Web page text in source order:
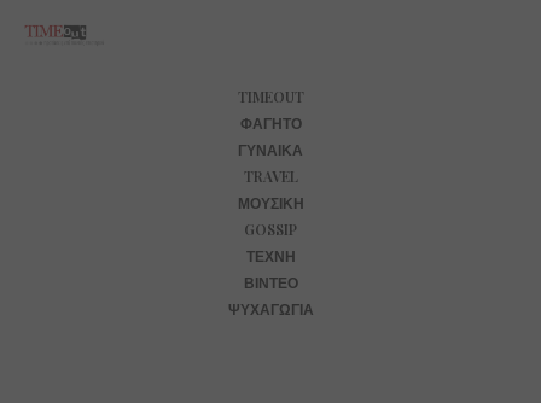
TIMEOUT
ΦΑΓΗΤΌ
ΓΥΝΑΊΚΑ
TRAVEL
ΜΟΥΣΙΚΉ
GOSSIP
ΤΈΧΝΗ
ΒΊΝΤΕΟ
ΨΥΧΑΓΩΓΊΑ